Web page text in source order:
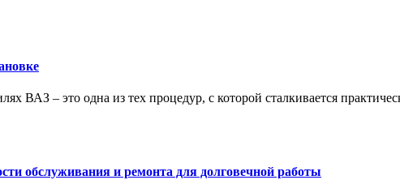
ВАЗ – это одна из тех процедур, с которой сталкивается
обслуживания и ремонта для долговечной работы